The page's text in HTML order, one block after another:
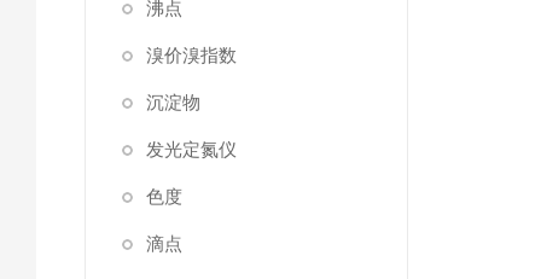
沸点
溴价溴指数
沉淀物
发光定氮仪
色度
滴点